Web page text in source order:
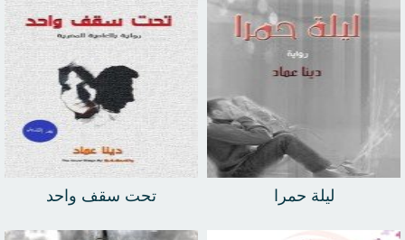
ليلة حمرا تحت سقف واحد